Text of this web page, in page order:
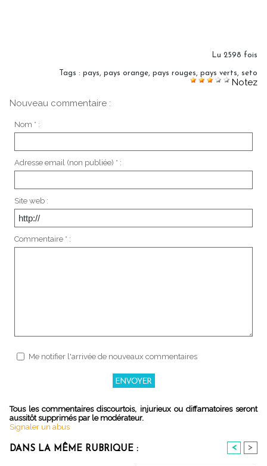
Lu 2598 fois
Tags : pays, pays orange, pays rouges, pays verts, seto
Notez
Nouveau commentaire :
Nom * :
Adresse email (non publiée) * :
Site web :
Commentaire * :
Me notifier l'arrivée de nouveaux commentaires
Tous les commentaires discourtois, injurieux ou diffamatoires seront
aussitôt supprimés par le modérateur.
Signaler un abus
DANS LA MÊME RUBRIQUE : < >